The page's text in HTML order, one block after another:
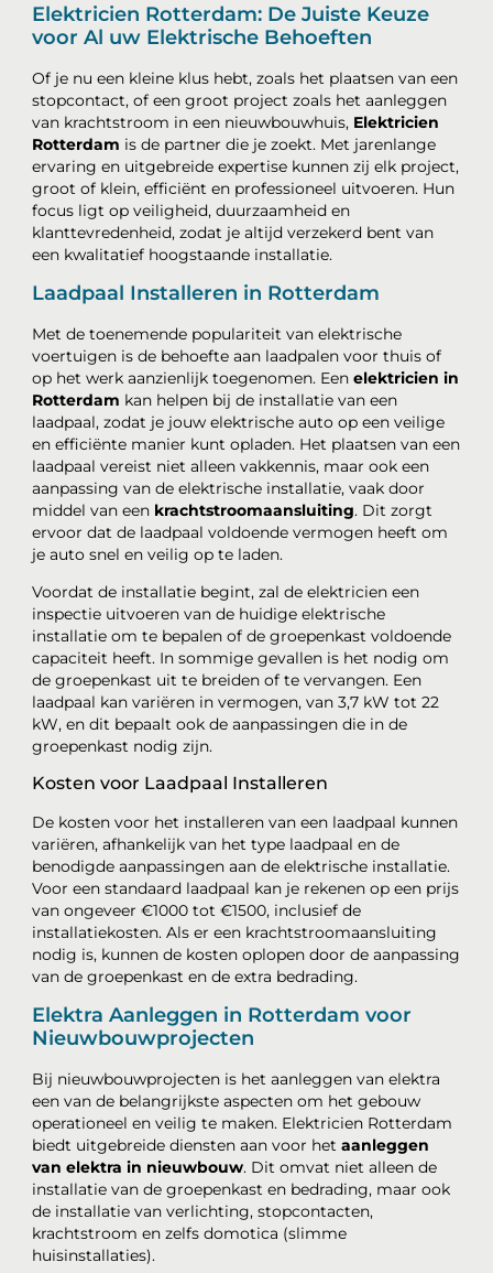
Elektricien Rotterdam: De Juiste Keuze
voor Al uw Elektrische Behoeften
Of je nu een kleine klus hebt, zoals het plaatsen van een
stopcontact, of een groot project zoals het aanleggen
van krachtstroom in een nieuwbouwhuis, Elektricien
Rotterdam is de partner die je zoekt. Met jarenlange
ervaring en uitgebreide expertise kunnen zij elk project,
groot of klein, efficiënt en professioneel uitvoeren. Hun
focus ligt op veiligheid, duurzaamheid en
klanttevredenheid, zodat je altijd verzekerd bent van
een kwalitatief hoogstaande installatie.
Laadpaal Installeren in Rotterdam
Met de toenemende populariteit van elektrische
voertuigen is de behoefte aan laadpalen voor thuis of
op het werk aanzienlijk toegenomen. Eenelektricien in
Rotterdam kan helpen bij de installatie van een
laadpaal, zodat je jouw elektrische auto op een veilige
en efficiënte manier kunt opladen. Het plaatsen van een
laadpaal vereist niet alleen vakkennis, maar ook een
aanpassing van de elektrische installatie, vaak door
middel van een krachtstroomaansluiting. Dit zorgt
ervoor dat de laadpaal voldoende vermogen heeft om
je auto snel en veilig op te laden.
Voordat de installatie begint, zal de elektricien een
inspectie uitvoeren van de huidige elektrische
installatie om te bepalen of de groepenkast voldoende
capaciteit heeft. In sommige gevallen is het nodig om
de groepenkast uit te breiden of te vervangen. Een
laadpaal kan variëren in vermogen, van 3,7 kW tot 22
kW, en dit bepaalt ook de aanpassingen die in de
groepenkast nodig zijn.
Kosten voor Laadpaal Installeren
De kosten voor het installeren van een laadpaal kunnen
variëren, afhankelijk van het type laadpaal en de
benodigde aanpassingen aan de elektrische installatie.
Voor een standaard laadpaal kan je rekenen op een prijs
van ongeveer €1000 tot €1500, inclusief de
installatiekosten. Als er een krachtstroomaansluiting
nodig is, kunnen de kosten oplopen door de aanpassing
van de groepenkast en de extra bedrading.
Elektra Aanleggen in Rotterdam voor
Nieuwbouwprojecten
Bij nieuwbouwprojecten is het aanleggen van elektra
een van de belangrijkste aspecten om het gebouw
operationeel en veilig te maken. Elektricien Rotterdam
biedt uitgebreide diensten aan voor hetaanleggen
van elektra in nieuwbouw. Dit omvat niet alleen de
installatie van de groepenkast en bedrading, maar ook
de installatie van verlichting, stopcontacten,
krachtstroom en zelfs domotica (slimme
huisinstallaties).